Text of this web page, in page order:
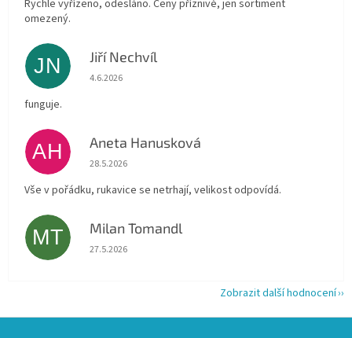
Rychle vyřízeno, odesláno. Ceny příznivé, jen sortiment
omezený.
JN Jiří Nechvíl
Hodnocení obchodu je 5 z 5 hvězdiček.
4.6.2026
funguje.
AH Aneta Hanusková
Hodnocení obchodu je 5 z 5 hvězdiček.
28.5.2026
Vše v pořádku, rukavice se netrhají, velikost odpovídá.
MT Milan Tomandl
Hodnocení obchodu je 5 z 5 hvězdiček.
27.5.2026
Zobrazit další hodnocení